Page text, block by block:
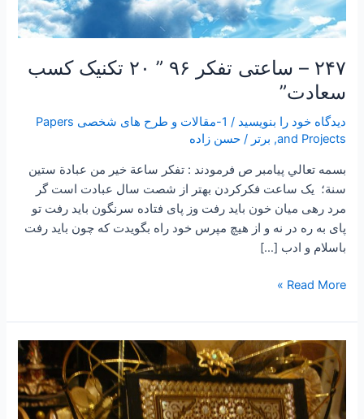
۲۴۷ – ساعتی تفکر ۹۶ ” ۲۰ تکنیک کسب
سعادت”
دیدگاه‌ خود را بنویسید /
1-مقالات و طرح های شخصی Papers
and Projects
, برتر /حسن زاده
بسمه تعالي پیامبر ص فرمودند : تفكر ساعة خير من عبادة ستين
سنة؛ یک ساعت فکرکردن بهتر از شصت سال عبادت است گر
مرد رهی میان خون باید رفت وز پای فتاده سرنگون باید رفت تو
پای به ره در نه و از هیچ مپرس خود راه بگویدت که چون باید رفت
باسلام و ادب […]
Read More »
۱۶۹-
کتاب
۱۰۰۱
باور